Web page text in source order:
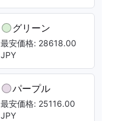
グリーン
最安価格: 28618.00
JPY
パープル
最安価格: 25116.00
JPY